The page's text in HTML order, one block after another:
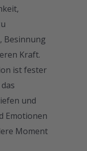
Besinnung
Kraft.
ist fester
und
Emotionen
Moment